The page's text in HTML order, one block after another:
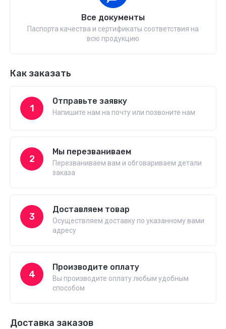
Все документы
Паспорта качества и сертификаты соответствия на
всю продукцию
Как заказать
1
Отправьте заявку
Напишите нам на почту или позвоните нам
2
Мы перезваниваем
Перезваниваем вам и обговариваем детали
заказа
3
Доставляем товар
Осуществляем доставку по указанному вами
адресу
4
Производите оплату
Вы производите оплату любым удобным
способом
Доставка заказов